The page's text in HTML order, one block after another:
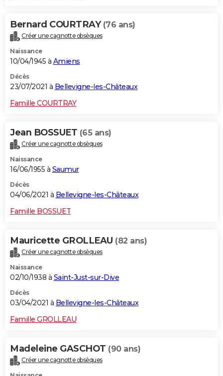
Bernard COURTRAY (76 ans)
Créer une cagnotte obsèques
Naissance
10/04/1945 à Amiens
Décès
23/07/2021 à Bellevigne-les-Châteaux
Famille COURTRAY
Jean BOSSUET (65 ans)
Créer une cagnotte obsèques
Naissance
16/06/1955 à Saumur
Décès
04/06/2021 à Bellevigne-les-Châteaux
Famille BOSSUET
Mauricette GROLLEAU (82 ans)
Créer une cagnotte obsèques
Naissance
02/10/1938 à Saint-Just-sur-Dive
Décès
03/04/2021 à Bellevigne-les-Châteaux
Famille GROLLEAU
Madeleine GASCHOT (90 ans)
Créer une cagnotte obsèques